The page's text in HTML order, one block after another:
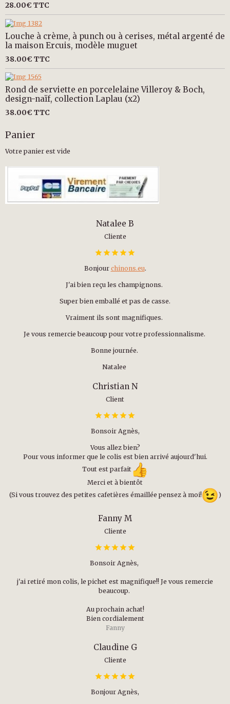
28.00€ TTC
Louche à crème, à punch ou à cerises, métal argenté de
la maison Ercuis, modèle muguet
38.00€ TTC
Rond de serviette en porcelelaine Villeroy & Boch,
design-naïf, collection Laplau (x2)
38.00€ TTC
Panier
Votre panier est vide
Natalee B
Cliente
Bonjour chinons.eu.
J'ai bien reçu les champignons.
Super bien emballé et pas de casse.
Vraiment ils sont magnifiques.
Je vous remercie beaucoup pour votre professionnalisme.
Bonne journée.
Natalee
Christian N
Client
Bonsoir Agnès,
Vous allez bien?
Pour vous informer que le colis est bien arrivé aujourd'hui.
Tout est parfait
Merci et à bientôt
(Si vous trouvez des petites cafetières émaillée pensez à moi!
)
Fanny M
Cliente
Bonsoir Agnès,
j'ai retiré mon colis, le pichet est magnifique!! Je vous remercie
beaucoup.
Au prochain achat!
Bien cordialement
Fanny
Claudine G
Cliente
Bonjour Agnès,